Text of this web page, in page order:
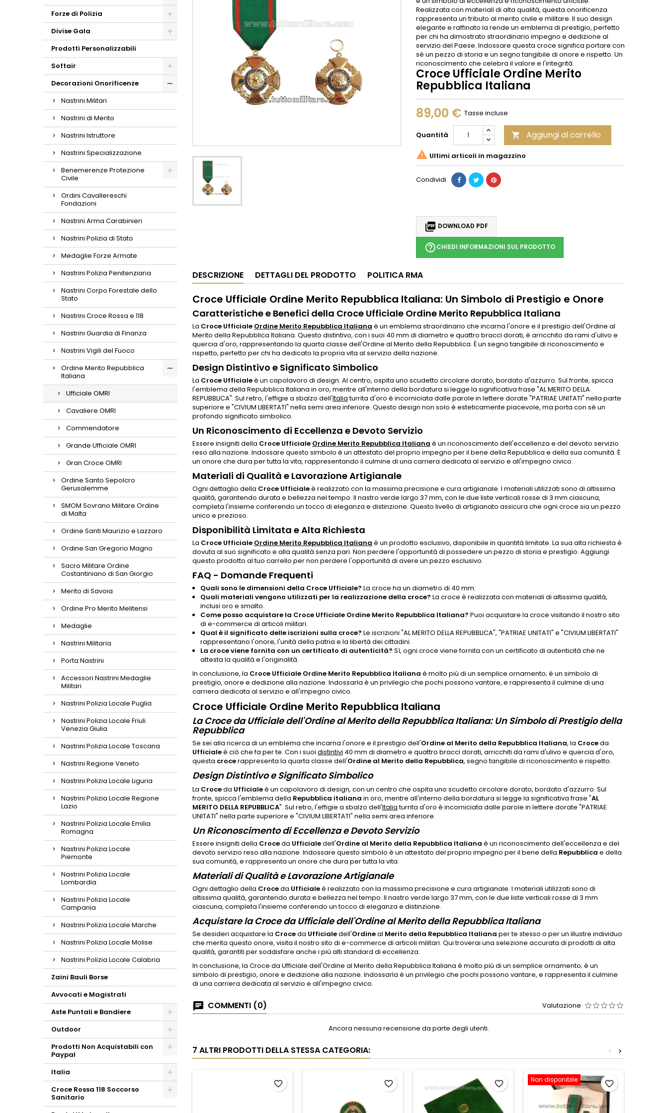
Forze di Polizia
Divise Gala
Prodotti Personalizzabili
Softair
Decorazioni Onorificenze
Nastrini Militari
Nastrini di Merito
Nastrini Istruttore
Nastrini Specializzazione
Benemerenze Protezione
Civile
Ordini Cavallereschi
Fondazioni
Nastrini Arma Carabinieri
Nastrini Polizia di Stato
Medaglie Forze Armate
Nastrini Polizia Penitenziaria
Nastrini Corpo Forestale dello
Stato
Nastrini Croce Rossa e 118
Nastrini Guardia di Finanza
Nastrini Vigili del Fuoco
Ordine Merito Repubblica
Italiana
Ufficiale OMRI
Cavaliere OMRI
Commendatore
Grande Ufficiale OMRI
Gran Croce OMRI
Ordine Santo Sepolcro
Gerusalemme
SMOM Sovrano Militare Ordine
di Malta
Ordine Santi Maurizio e Lazzaro
Ordine San Gregorio Magno
Sacro Militare Ordine
Costantiniano di San Giorgio
Merito di Savoia
Ordine Pro Merito Melitensi
Medaglie
Nastrini Militaria
Porta Nastrini
Accessori Nastrini Medaglie
Militari
Nastrini Polizia Locale Puglia
Nastrini Polizia Locale Friuli
Venezia Giulia
Nastrini Polizia Locale Toscana
Nastrini Regione Veneto
Nastrini Polizia Locale Liguria
Nastrini Polizia Locale Regione
Lazio
Nastrini Polizia Locale Emilia
Romagna
Nastrini Polizia Locale
Piemonte
Nastrini Polizia Locale
Lombardia
Nastrini Polizia Locale
Campania
Nastrini Polizia Locale Marche
Nastrini Polizia Locale Molise
Nastrini Polizia Locale Calabria
Zaini Bauli Borse
Avvocati e Magistrati
Aste Puntali e Bandiere
Outdoor
Prodotti Non Acquistabili con
Paypal
Italia
Croce Rossa 118 Soccorso
Sanitario
Realizzata con materiali di alta qualità, questa onorificenza
rappresenta un tributo al merito civile e militare. Il suo design
elegante e raffinato la rende un emblema di prestigio, perfetto
per chi ha dimostrato straordinario impegno e dedizione al
servizio del Paese. Indossare questa croce significa portare con
sé un pezzo di storia e un segno tangibile di onore e rispetto. Un
riconoscimento che celebra il valore e l'integrità.
Croce Ufficiale Ordine Merito
Repubblica Italiana
89,00 € Tasse incluse
Quantità  Aggiungi al carrello
 Ultimi articoli in magazzino
Condividi
 DOWNLOAD PDF
help_outlineCHIEDI INFORMAZIONI SUL PRODOTTO
DESCRIZIONE DETTAGLI DEL PRODOTTO POLITICA RMA
Croce Ufficiale Ordine Merito Repubblica Italiana: Un Simbolo di Prestigio e Onore
Caratteristiche e Benefici della Croce Ufficiale Ordine Merito Repubblica Italiana
La Croce Ufficiale Ordine Merito Repubblica Italiana è un emblema straordinario che incarna l'onore e il prestigio dell'Ordine al
Merito della Repubblica Italiana. Questo distintivo, con i suoi 40 mm di diametro e quattro bracci dorati, è arricchito da rami d'ulivo e
quercia d'oro, rappresentando la quarta classe dell'Ordine al Merito della Repubblica. È un segno tangibile di riconoscimento e
rispetto, perfetto per chi ha dedicato la propria vita al servizio della nazione.
Design Distintivo e Significato Simbolico
La Croce Ufficialeè un capolavoro di design. Al centro, ospita uno scudetto circolare dorato, bordato d'azzurro. Sul fronte, spicca
l'emblema della Repubblica Italiana in oro, mentre all'interno della bordatura si legge la significativa frase "AL MERITO DELLA
REPUBBLICA". Sul retro, l'effigie a sbalzo dell'Italiaturrita d'oro è incorniciata dalle parole in lettere dorate "PATRIAE UNITATI" nella parte
superiore e "CIVIUM LIBERTATI" nella semi area inferiore. Questo design non solo è esteticamente piacevole, ma porta con sé un
profondo significato simbolico.
Un Riconoscimento di Eccellenza e Devoto Servizio
Essere insigniti della Croce Ufficiale Ordine Merito Repubblica Italiana è un riconoscimento dell'eccellenza e del devoto servizio
reso alla nazione. Indossare questo simbolo è un attestato del proprio impegno per il bene della Repubblica e della sua comunità. È
un onore che dura per tutta la vita, rappresentando il culmine di una carriera dedicata al servizio e all'impegno civico.
Materiali di Qualità e Lavorazione Artigianale
Ogni dettaglio della Croce Ufficialeè realizzato con la massima precisione e cura artigianale. I materiali utilizzati sono di altissima
qualità, garantendo durata e bellezza nel tempo. Il nastro verde largo 37 mm, con le due liste verticali rosse di 3 mm ciascuna,
completa l'insieme conferendo un tocco di eleganza e distinzione. Questo livello di artigianato assicura che ogni croce sia un pezzo
unico e prezioso.
Disponibilità Limitata e Alta Richiesta
La Croce Ufficiale Ordine Merito Repubblica Italiana è un prodotto esclusivo, disponibile in quantità limitate. La sua alta richiesta è
dovuta al suo significato e alla qualità senza pari. Non perdere l'opportunità di possedere un pezzo di storia e prestigio. Aggiungi
questo prodotto al tuo carrello per non perdere l'opportunità di avere un pezzo esclusivo.
FAQ - Domande Frequenti
Quali sono le dimensioni della Croce Ufficiale? La croce ha un diametro di 40 mm.
Quali materiali vengono utilizzati per la realizzazione della croce? La croce è realizzata con materiali di altissima qualità,
inclusi oro e smalto.
Come posso acquistare la Croce Ufficiale Ordine Merito Repubblica Italiana? Puoi acquistare la croce visitando il nostro sito
di e-commerce di articoli militari.
Qual è il significato delle iscrizioni sulla croce? Le iscrizioni "AL MERITO DELLA REPUBBLICA", "PATRIAE UNITATI" e "CIVIUM LIBERTATI"
rappresentano l'onore, l'unità della patria e la libertà dei cittadini.
La croce viene fornita con un certificato di autenticità? Sì, ogni croce viene fornita con un certificato di autenticità che ne
attesta la qualità e l'originalità.
In conclusione, la Croce Ufficiale Ordine Merito Repubblica Italiana è molto più di un semplice ornamento; è un simbolo di
prestigio, onore e dedizione alla nazione. Indossarla è un privilegio che pochi possono vantare, e rappresenta il culmine di una
carriera dedicata al servizio e all'impegno civico.
Croce Ufficiale Ordine Merito Repubblica Italiana
La Croce da Ufficiale dell'Ordine al Merito della Repubblica Italiana: Un Simbolo di Prestigio della
Repubblica
Se sei alla ricerca di un emblema che incarna l'onore e il prestigio dell'Ordine al Merito della Repubblica Italiana, la Croceda
Ufficialeè ciò che fa per te. Con i suoi distintivi 40 mm di diametro e quattro bracci dorati, arricchiti da rami d'ulivo e quercia d'oro,
questa crocerappresenta la quarta classe dell'Ordine al Merito della Repubblica, segno tangibile di riconoscimento e rispetto.
Design Distintivo e Significato Simbolico
La Croceda Ufficialeè un capolavoro di design, con un centro che ospita uno scudetto circolare dorato, bordato d'azzurro. Sul
fronte, spicca l'emblema della Repubblica italiana in oro, mentre all'interno della bordatura si legge la significativa frase "AL
MERITO DELLA REPUBBLICA". Sul retro, l'effigie a sbalzo dell'Italiaturrita d'oro è incorniciata dalle parole in lettere dorate "PATRIAE
UNITATI" nella parte superiore e "CIVIUM LIBERTATI" nella semi area inferiore.
Un Riconoscimento di Eccellenza e Devoto Servizio
Essere insigniti della Croceda Ufficialedell'Ordine al Merito della Repubblica Italiana è un riconoscimento dell'eccellenza e del
devoto servizio reso alla nazione. Indossare questo simbolo è un attestato del proprio impegno per il bene della Repubblica e della
sua comunità, e rappresenta un onore che dura per tutta la vita.
Materiali di Qualità e Lavorazione Artigianale
Ogni dettaglio della Croceda Ufficialeè realizzato con la massima precisione e cura artigianale. I materiali utilizzati sono di
altissima qualità, garantendo durata e bellezza nel tempo. Il nastro verde largo 37 mm, con le due liste verticali rosse di 3 mm
ciascuna, completa l'insieme conferendo un tocco di eleganza e distinzione.
Acquistare la Croce da Ufficiale dell'Ordine al Merito della Repubblica Italiana
Se desideri acquistare la Croceda Ufficialedell'Ordineal Merito della Repubblica Italiana per te stesso o per un illustre individuo
che merita questo onore, visita il nostro sito di e-commerce di articoli militari. Qui troverai una selezione accurata di prodotti di alta
qualità, garantiti per soddisfare anche i più alti standard di eccellenza.
In conclusione, la Croce da Ufficiale dell'Ordine al Merito della Repubblica Italiana è molto più di un semplice ornamento; è un
simbolo di prestigio, onore e dedizione alla nazione. Indossarla è un privilegio che pochi possono vantare, e rappresenta il culmine
di una carriera dedicata al servizio e all'impegno civico.
COMMENTI (0) Valutazione
Ancora nessuna recensione da parte degli utenti.
7 ALTRI PRODOTTI DELLA STESSA CATEGORIA: >
<
favorite_border favorite_border favorite_border Non disponibile favorite_border